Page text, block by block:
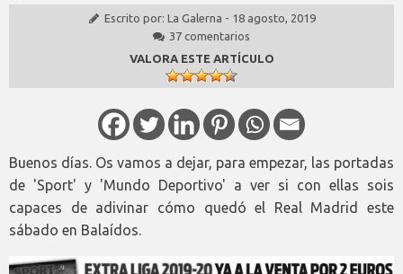
Escrito por: La Galerna - 18 agosto, 2019
37 comentarios
VALORA ESTE ARTÍCULO
Buenos días. Os vamos a dejar, para empezar, las portadas
de 'Sport' y 'Mundo Deportivo' a ver si con ellas sois
capaces de adivinar cómo quedó el Real Madrid este
sábado en Balaídos.